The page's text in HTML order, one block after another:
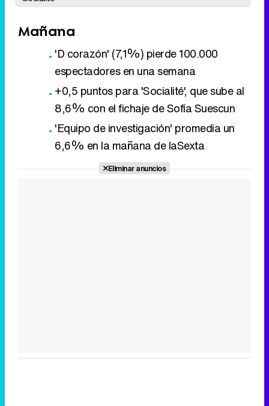
Mañana
'D corazón' (7,1%) pierde 100.000
espectadores en una semana
+0,5 puntos para 'Socialité', que sube al
8,6% con el fichaje de Sofía Suescun
'Equipo de investigación' promedia un
6,6% en la mañana de laSexta
Eliminar anuncios